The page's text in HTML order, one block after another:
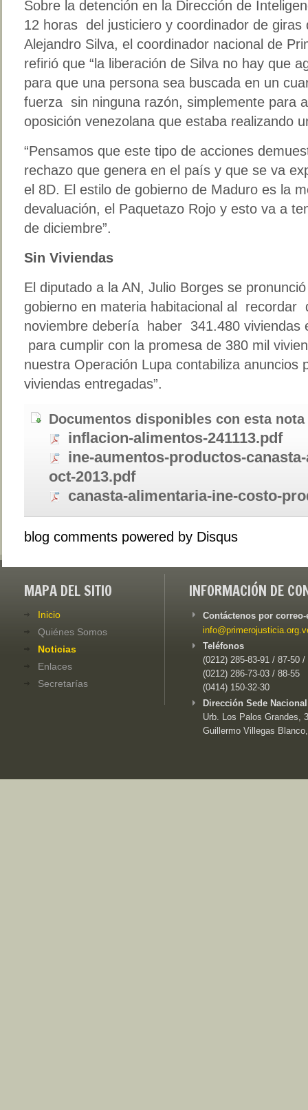
Sobre la detención en la Dirección de
12 horas del justiciero y coordinador de giras
Alejandro Silva, el coordinador nacional de
refirió que “la liberación de Silva no hay que
para que una persona sea buscada en un
fuerza sin ninguna razón, simplemente para
oposición venezolana que estaba realizando
“Pensamos que este tipo de acciones
rechazo que genera en el país y que se va
el 8D. El estilo de gobierno de Maduro es la
devaluación, el Paquetazo Rojo y esto va a
de diciembre”.
Sin Viviendas
El diputado a la AN, Julio Borges se
gobierno en materia habitacional al recordar
noviembre debería haber 341.480 viviendas
para cumplir con la promesa de 380 mil
nuestra Operación Lupa contabiliza anuncios
viviendas entregadas”.
Documentos disponibles con esta nota
inflacion-alimentos-241113.pdf
ine-aumentos-productos-
oct-2013.pdf
canasta-alimentaria-ine-costo-
blog comments powered by Disqus
MAPA DEL SITIO
Inicio
Quiénes Somos
Noticias
Enlaces
Secretarías
INFORMACIÓN DE
Contáctenos por
Teléfonos
(0212) 285-83-91 / 87-50 /
(0212) 286-73-03 / 88-55
(0414) 150-32-30
Dirección Sede
Urb. Los Palos Grandes,
Guillermo Villegas